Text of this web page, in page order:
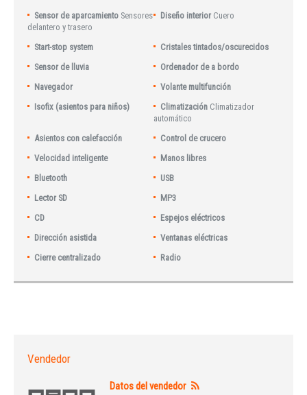
Sensor de aparcamiento Sensores
delantero y trasero
Diseño interior Cuero
Start-stop system
Cristales tintados/oscurecidos
Sensor de lluvia
Ordenador de a bordo
Navegador
Volante multifunción
Isofix (asientos para niños)
Climatización Climatizador
automático
Asientos con calefacción
Control de crucero
Velocidad inteligente
Manos libres
Bluetooth
USB
Lector SD
MP3
CD
Espejos eléctricos
Dirección asistida
Ventanas eléctricas
Cierre centralizado
Radio
Vendedor
Datos del vendedor